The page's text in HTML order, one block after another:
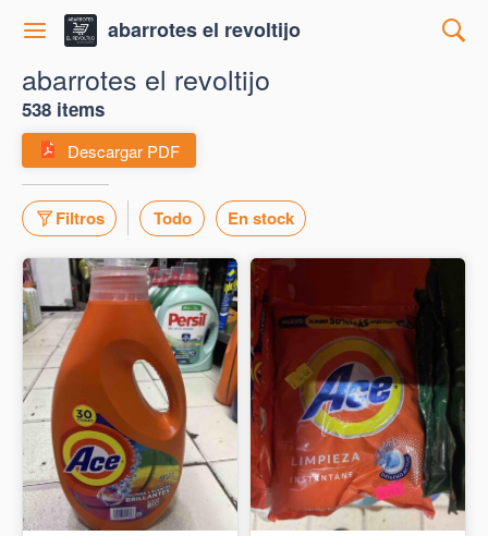
abarrotes el revoltijo
abarrotes el revoltijo
538 items
Descargar PDF
Filtros Todo En stock